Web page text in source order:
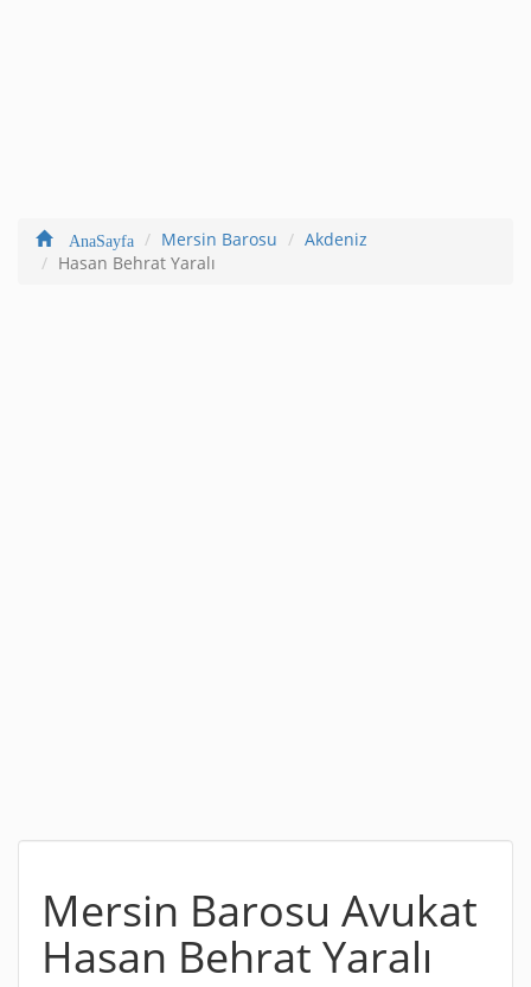
AnaSayfa Mersin Barosu
Akdeniz
Hasan Behrat Yaralı
Mersin Barosu Avukat
Hasan Behrat Yaralı